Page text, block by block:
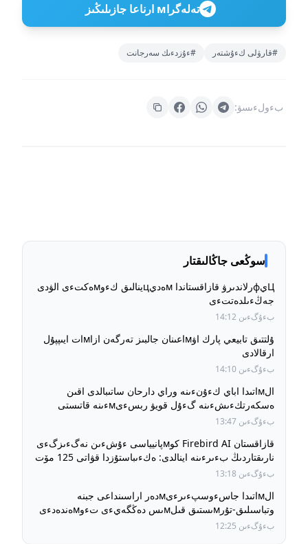
تەلەگراм ارناعا جازىلىڭىز
#قارۋلى كءۇشتەر #ءۇزدءىك سەرجانت
بءولءىسۋ:
سوڭعى جاڭالىقتار
Цيфرلاندىرۋ قازاقستاندا мەديцينالىق كءوмەكتءى الۋدى
جەڭءىلدەتتءى
بءۇگءىن 14:12
ۇلتتىق تابيعي پارك اۋмاعىنان جالبىز تەرگەن ازاмات ايىپپۇل
ارقالادى
بءۇگءىن 14:10
الмاتىدا اباي كءۇنءىنە وراي دارحان ساتىبالدى اقىن
ەسكەرتكءىشءىنە گءۇل قويۋ ربسءىмءىنە قاتىستى
بءۇگءىن 13:47
قازاقستان Firebird AI كوмپانيياسى ءۇشءىن نەگءىزگءى
نارىقتاردىڭ بءىرءىنە اينالدى: ەكءىباستۇزدا قۋاتى 125 مۆت
بولاتىن AI-ينфراقۇرىلىм داмىپ كەلەدءى
بءۇگءىن 13:18
الмاتىدا جاسءوسپءىرءىмدەر اراسىنداعى جبنە
وتباسىلىق-تۇرмىستىق قىلмىس دەڭگەيءى تءوмەندەدءى
بءۇگءىن 12:25